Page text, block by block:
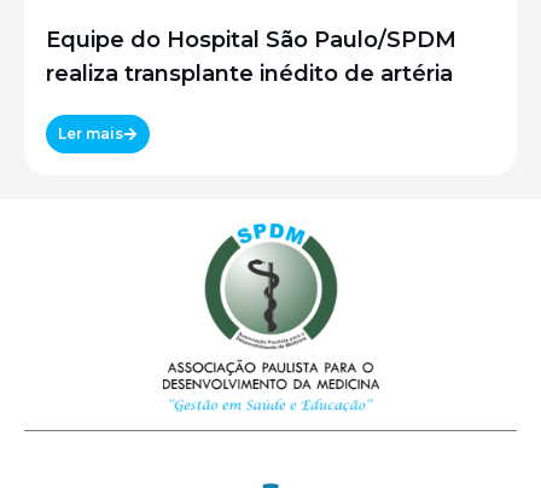
Equipe do Hospital São Paulo/SPDM
realiza transplante inédito de artéria
Ler mais